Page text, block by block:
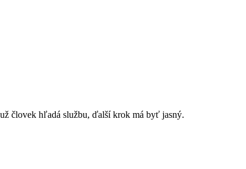
človek hľadá službu, ďalší krok má byť jasný.